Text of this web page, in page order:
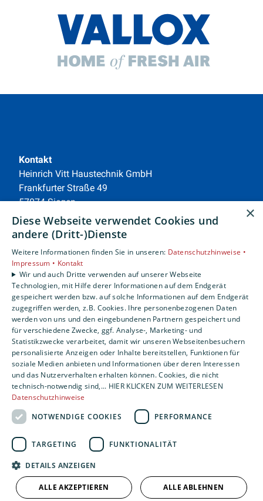
Kontakt
Heinrich Vitt Haustechnik GmbH
Frankfurter Straße 49
57074 Siegen
Telefon: 0271 50130
Telefax: 0271 501312
Unternehmen
AGB
· Datenschutz ·Impressum
·
Barrierefreiheitserklärung
Leistungen
Privatkunden
Gewerbekunden
Karriere
Unternehmen
Standorte
Um externe HTML-Inhalte anzuzeigen, benötigen
wir Ihre Einwilligung.
×
Diese Webseite verwendet Cookies und
andere (Dritt-)Dienste
Weitere Informationen finden Sie in unseren: Datenschutzhinweise •
Impressum • Kontakt
Wir und auch Dritte verwenden auf unserer Webseite
Technologien, mit Hilfe derer Informationen auf dem Endgerät
gespeichert werden bzw. auf solche Informationen auf dem Endgerät
zugegriffen werden, z.B. Cookies. Ihre personenbezogenen Daten
werden von uns und den eingebundenen Partnern gespeichert und
für verschiedene Zwecke, ggf. Analyse-, Marketing- und
Statistikzwecke verarbeitet, damit wir unseren Webseitenbesuchern
personalisierte Anzeigen oder Inhalte bereitstellen, Funktionen für
soziale Medien anbieten und Informationen über deren Interessen
und das Nutzerverhalten erhalten können. Cookies, die nicht
technisch-notwendig sind,... HIER KLICKEN ZUM WEITERLESEN
Datenschutzhinweise
NOTWENDIGE COOKIES
PERFORMANCE
TARGETING FUNKTIONALITÄT
DETAILS ANZEIGEN
ALLE AKZEPTIEREN ALLE ABLEHNEN